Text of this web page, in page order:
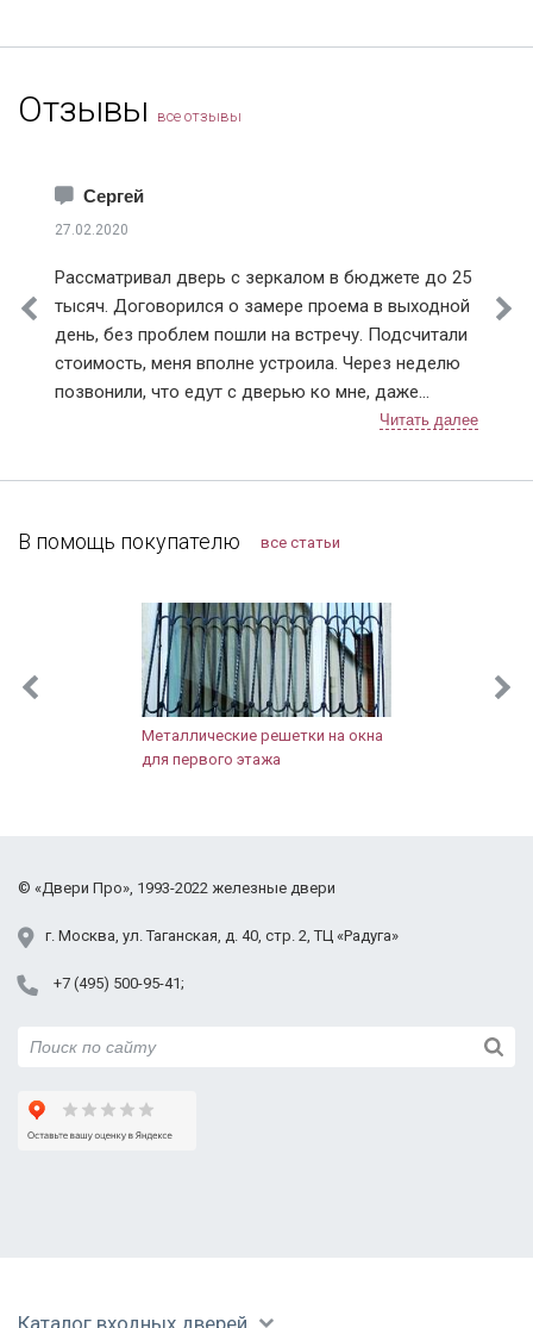
Отзывы все отзывы
Сергей
27.02.2020
Рассматривал дверь с зеркалом в бюджете до 25
тысяч. Договорился о замере проема в выходной
день, без проблем пошли на встречу. Подсчитали
стоимость, меня вполне устроила. Через неделю
позвонили, что едут с дверью ко мне, даже
немного раньше приехали, пришлось им меня
прошла установка, крупный мусор весь убрали
советы по уходу за дверью, чтобы замки не
двери новая просто восхищает! Шумов с
лестницы не слышно, не задувает, значит
запенена хорошо, щелей тоже нет. Внешний вид
презентабельный, тут замечаний нет. Зеркало для
нашей прихожей очень кстати, так как места мало.
Правда когда выносишь велосипед или коляску,
В помощь покупателю все статьи
Металлические решетки на окна
для первого этажа
г. Москва, ул. Таганская, д. 40, стр. 2, ТЦ «Радуга»
+7 (495) 500-95-41
© «Двери Про», 1993-2022 железные двери